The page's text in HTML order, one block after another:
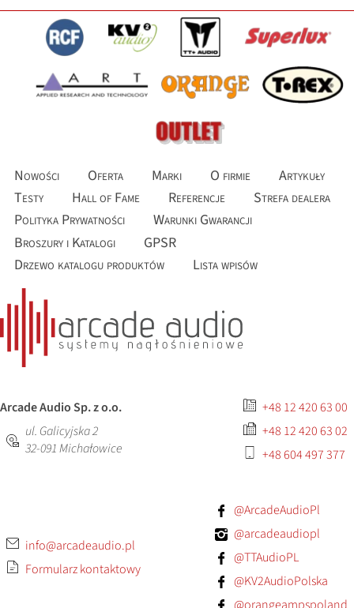
Nowości Oferta Marki O firmie
Artykuły
Testy
Hall of Fame Referencje
Strefa dealera
Polityka Prywatności
Warunki Gwarancji
Broszury i Katalogi
GPSR
Drzewo katalogu produktów
Lista wpisów
Arcade Audio Sp. z o.o.
ul. Galicyjska 2
32-091Michałowice
+48 12 420 63 00
+48 12 420 63 02
+48 604 497 377
info@arcadeaudio.pl
Formularz kontaktowy
@ArcadeAudioPl
@arcadeaudiopl
@TTAudioPL
@KV2AudioPolska